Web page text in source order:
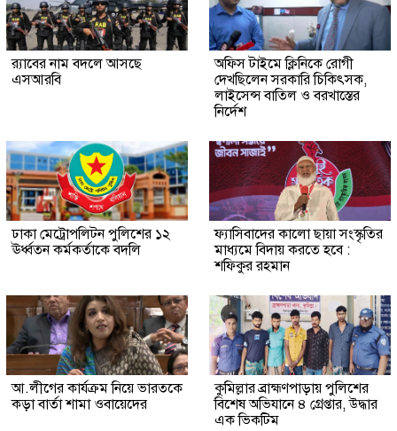
র‍্যাবের নাম বদলে আসছে
এসআরবি
অফিস টাইমে ক্লিনিকে রোগী
দেখছিলেন সরকারি চিকিৎসক,
লাইসেন্স বাতিল ও বরখাস্তের
নির্দেশ
ঢাকা মেট্রোপলিটন পুলিশের ১২
ঊর্ধ্বতন কর্মকর্তাকে বদলি
ফ্যাসিবাদের কালো ছায়া সংস্কৃতির
মাধ্যমে বিদায় করতে হবে :
শফিকুর রহমান
আ.লীগের কার্যক্রম নিয়ে ভারতকে
কড়া বার্তা শামা ওবায়েদের
কুমিল্লার ব্রাহ্মণপাড়ায় পুলিশের
বিশেষ অভিযানে ৪ গ্রেপ্তার, উদ্ধার
এক ভিকটিম